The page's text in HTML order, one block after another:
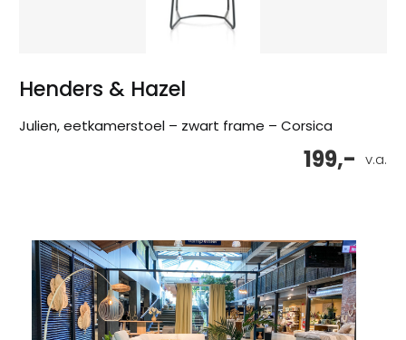
Henders & Hazel
Julien, eetkamerstoel – zwart frame – Corsica
v.a.
199,-